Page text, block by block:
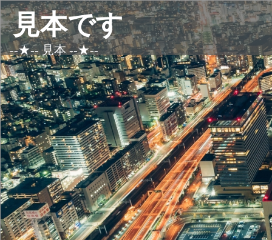
見本です
--★-- 見本 --★--